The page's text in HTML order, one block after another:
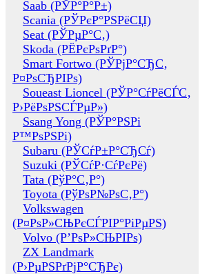
Saab (РЎР°Р°Р±)
Scania (РЎРєР°РЅРёСЏ)
Seat (РЎРµР°С‚)
Skoda (РЁРєРѕРґР°)
Smart Fortwo (РЎРјР°СЂС‚
Р¤РѕСЂРІРѕ)
Soueast Lioncel (РЎР°СѓРёСЃС‚
Р›РёРѕРЅСЃРµР»)
Ssang Yong (РЎР°РЅРі
Р™РѕРЅРі)
Subaru (РЎСѓР±Р°СЂСѓ)
Suzuki (РЎСѓР·СѓРєРё)
Tata (РўР°С‚Р°)
Toyota (РўРѕР№РѕС‚Р°)
Volkswagen
(Р¤РѕР»СЊРєСЃРІР°РіРµРЅ)
Volvo (Р’РѕР»СЊРІРѕ)
ZX Landmark
(Р›РµРЅРґРјР°СЂРє)